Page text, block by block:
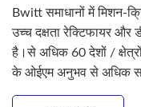
Bwitt समाधानों में मिशन-
उच्च दक्षता रेक्टिफायर और
है।से अधिक 60 देशों /
के ओईएम अनुभव से अधिक